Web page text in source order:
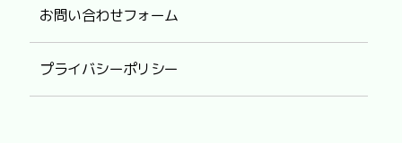
お問い合わせフォーム
プライバシーポリシー